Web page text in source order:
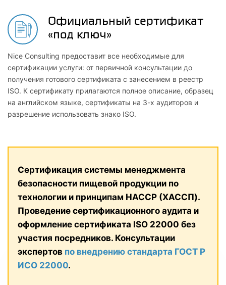
Официальный сертификат
«под ключ»
Nice Consulting предоставит все необходимые для
сертификации услуги: от первичной консультации до
получения готового сертификата с занесением в реестр
ISO. К сертификату прилагаются полное описание, образец
на английском языке, сертификаты на 3-х аудиторов и
разрешение использовать знако ISO.
Сертификация системы менеджмента
безопасности пищевой продукции по
технологии и принципам HACCP (ХАССП).
Проведение сертификационного аудита и
оформление сертификата ISO 22000 без
участия посредников. Консультации
экспертов по внедрению стандарта ГОСТ Р
ИСО 22000.